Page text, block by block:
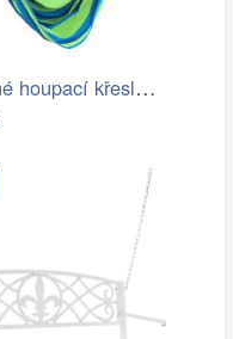
Závěsné houpací křeslo Cozyz pásek modrá